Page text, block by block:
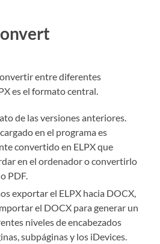
entre diferentes
es el formato central.
de las versiones anteriores.
en el programa es
convertido en ELPX que
en el ordenador o convertirlo
PDF.
exportar el ELPX hacia DOCX,
el DOCX para generar un
niveles de encabezados
subpáginas y los iDevices.